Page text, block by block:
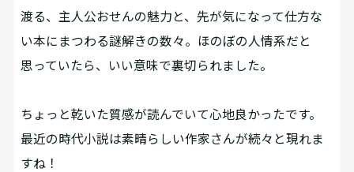
渡る、主人公おせんの魅力と、先が気になって仕方な
い本にまつわる謎解きの数々。ほのぼの人情系だと
思っていたら、いい意味で裏切られました。
ちょっと乾いた質感が読んでいて心地良かったです。
最近の時代小説は素晴らしい作家さんが続々と現れま
すね！